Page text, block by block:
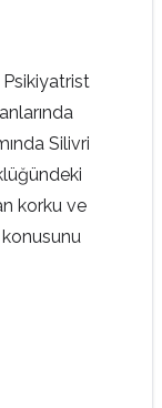
Silivri
korku ve